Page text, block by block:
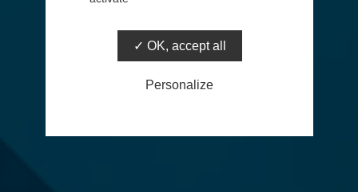
OK, accept all
Personalize